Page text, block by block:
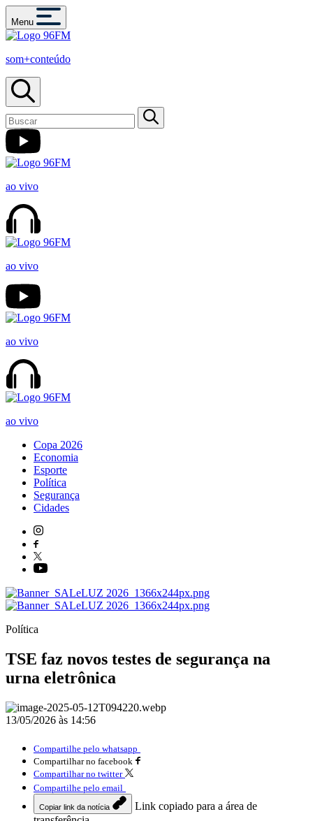
Menu
som+conteúdo
ao vivo
ao vivo
ao vivo
ao vivo
Copa 2026
Economia
Esporte
Política
Segurança
Cidades
Política
TSE faz novos testes de segurança na
urna eletrônica
13/05/2026 às 14:56
Compartilhe pelo whatsapp
Compartilhar no facebook
Compartilhar no twitter
Compartilhe pelo email
Copiar link da notícia
Link copiado para a área de